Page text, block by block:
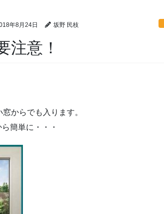
年8月24日 坂野 民枝
注意！
からでも入ります。
簡単に・・・